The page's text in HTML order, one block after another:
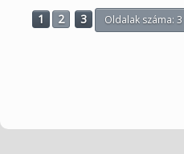
1 2 3 Oldalak száma: 3